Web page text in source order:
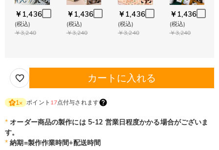
￥1,436
(税込)
￥3,240
￥1,436
(税込)
￥3,240
￥1,436
(税込)
￥3,240
￥1,436
(税込)
￥3,240
カートに入れる
1× ポイント 17点付与されます
* オーダー商品の製作には 5-12 営業日程度かかる場合がございま
す。
* 納期=製作作業時間+配送時間